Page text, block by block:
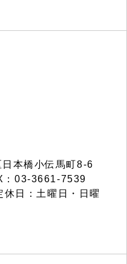
本橋小伝馬町8-6
03-3661-7539
日：土曜日・日曜